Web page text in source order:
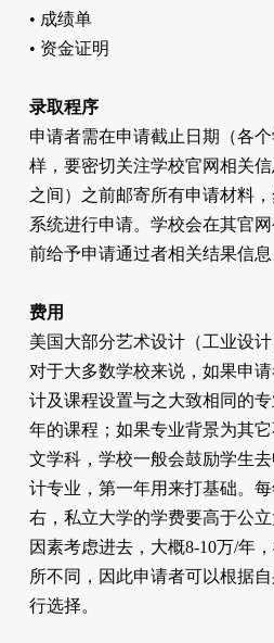
• 成绩单
• 资金证明
录取程序
申请者需在申请截止日期（各
样，要密切关注学校官网相关
之间）之前邮寄所有申请材料
系统进行申请。学校会在其官
前给予申请通过者相关结果信息
费用
美国大部分艺术设计（工业设计
对于大多数学校来说，如果申
计及课程设置与之大致相同的
年的课程；如果专业背景为其
文学科，学校一般会鼓励学生
计专业，第一年用来打基础。
右，私立大学的学费要高于公
因素考虑进去，大概8-10万/年
所不同，因此申请者可以根据
行选择。